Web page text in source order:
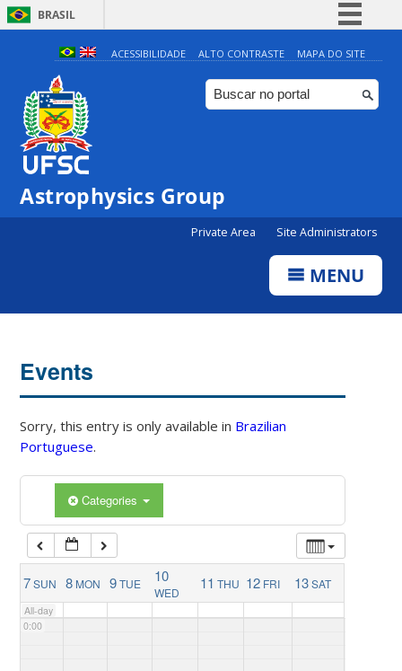
BRASIL
Simplifique!
Comunica BR
Participe
ACESSIBILIDADE ALTO CONTRASTE MAPA DO SITE
Astrophysics Group
Private Area Site Administrators
MENU
Events
Sorry, this entry is only available in Brazilian
Portuguese.
Categories
7SUN 8 MON 9TUE 10
WED
11 THU 12 FRI 13SAT
All-day
0:00